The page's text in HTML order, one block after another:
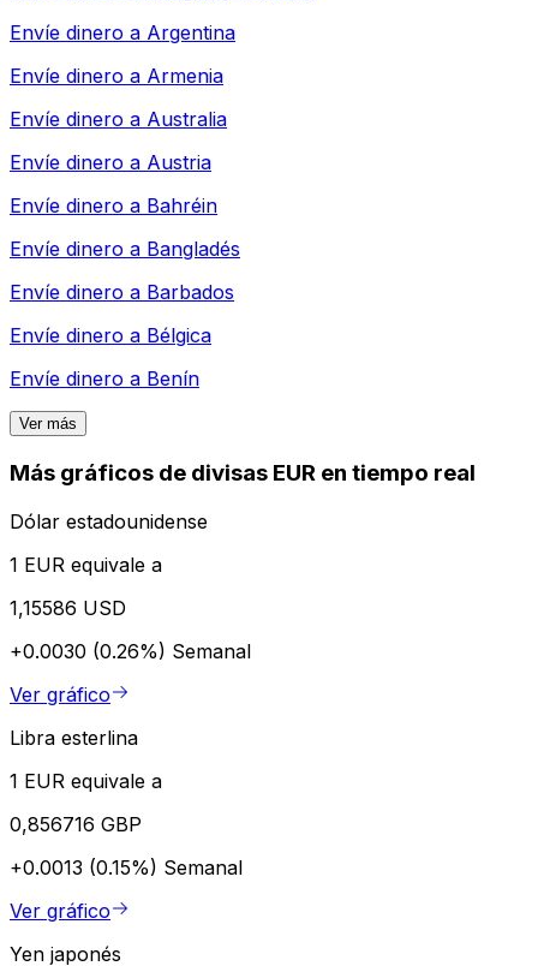
Envíe dinero a Argentina
Envíe dinero a Armenia
Envíe dinero a Australia
Envíe dinero a Austria
Envíe dinero a Bahréin
Envíe dinero a Bangladés
Envíe dinero a Barbados
Envíe dinero a Bélgica
Envíe dinero a Benín
Ver más
Más gráficos de divisas EUR en tiempo real
Dólar estadounidense
1 EUR equivale a
1,15586 USD
+0.0030 (0.26%) Semanal
Ver gráfico
Libra esterlina
1 EUR equivale a
0,856716 GBP
+0.0013 (0.15%) Semanal
Ver gráfico
Yen japonés